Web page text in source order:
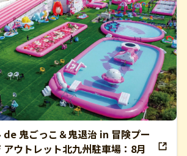
de 鬼ごっこ＆鬼退治 in 冒険プー
ウトレット北九州駐車場：8月